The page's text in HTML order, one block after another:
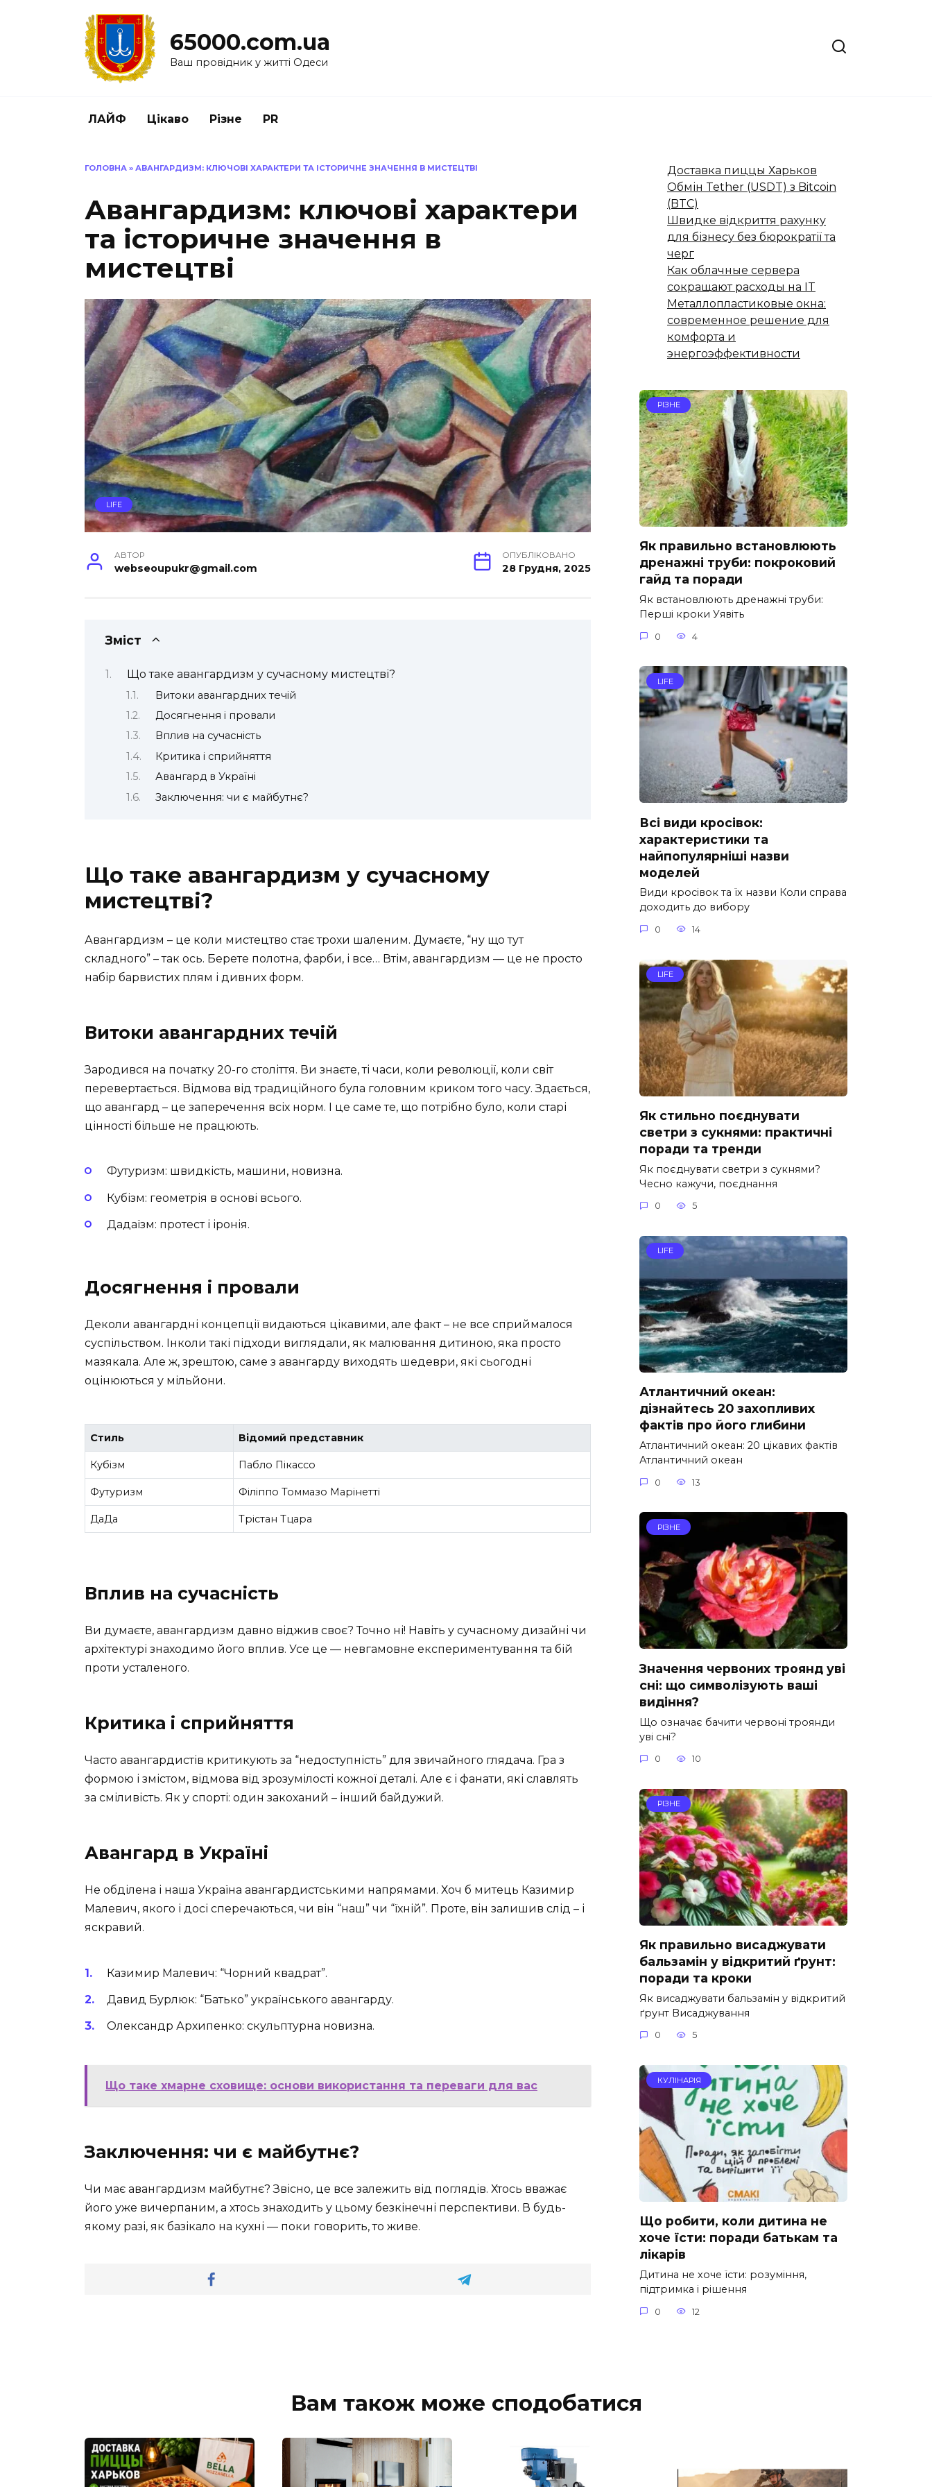
65000.com.ua
Ваш провідник у житті Одеси
ЛАЙФ Цікаво Різне PR
ГОЛОВНА » АВАНГАРДИЗМ: КЛЮЧОВІ ХАРАКТЕРИ ТА ІСТОРИЧНЕ ЗНАЧЕННЯ В МИСТЕЦТВІ
Авангардизм: ключові характери
та історичне значення в
мистецтві
LIFE
АВТОР
webseoupukr@gmail.com
ОПУБЛІКОВАНО
28 Грудня, 2025
Зміст
Що таке авангардизм у сучасному мистецтві?
Витоки авангардних течій
Досягнення і провали
Вплив на сучасність
Критика і сприйняття
Авангард в Україні
Заключення: чи є майбутнє?
Що таке авангардизм у сучасному
мистецтві?
Авангардизм – це коли мистецтво стає трохи шаленим. Думаєте, “ну що тут
складного” – так ось. Берете полотна, фарби, і все… Втім, авангардизм — це не просто
набір барвистих плям і дивних форм.
Витоки авангардних течій
Зародився на початку 20-го століття. Ви знаєте, ті часи, коли революції, коли світ
перевертається. Відмова від традиційного була головним криком того часу. Здається,
що авангард – це заперечення всіх норм. І це саме те, що потрібно було, коли старі
цінності більше не працюють.
Футуризм: швидкість, машини, новизна.
Кубізм: геометрія в основі всього.
Дадаїзм: протест і іронія.
Досягнення і провали
Деколи авангардні концепції видаються цікавими, але факт – не все сприймалося
суспільством. Інколи такі підходи виглядали, як малювання дитиною, яка просто
мазякала. Але ж, зрештою, саме з авангарду виходять шедеври, які сьогодні
оцінюються у мільйони.
Стиль Відомий представник
Кубізм Пабло Пікассо
Футуризм Філіппо Томмазо Марінетті
ДаДа Трістан Тцара
Вплив на сучасність
Ви думаєте, авангардизм давно віджив своє? Точно ні! Навіть у сучасному дизайні чи
архітектурі знаходимо його вплив. Усе це — невгамовне експериментування та бій
проти усталеного.
Критика і сприйняття
Часто авангардистів критикують за “недоступність” для звичайного глядача. Гра з
формою і змістом, відмова від зрозумілості кожної деталі. Але є і фанати, які славлять
за сміливість. Як у спорті: один закоханий – інший байдужий.
Авангард в Україні
Не обділена і наша Україна авангардистськими напрямами. Хоч б митець Казимир
Малевич, якого і досі сперечаються, чи він “наш” чи “їхній”. Проте, він залишив слід – і
яскравий.
Казимир Малевич: “Чорний квадрат”.
Давид Бурлюк: “Батько” українського авангарду.
Олександр Архипенко: скульптурна новизна.
Що таке хмарне сховище: основи використання та переваги для вас
Заключення: чи є майбутнє?
Чи має авангардизм майбутнє? Звісно, це все залежить від поглядів. Хтось вважає
його уже вичерпаним, а хтось знаходить у цьому безкінечні перспективи. В будь-
якому разі, як базікало на кухні — поки говорить, то живе.
Доставка пиццы Харьков
Обмін Tether (USDT) з Bitcoin
(BTC)
Швидке відкриття рахунку
для бізнесу без бюрократії та
черг
Как облачные сервера
сокращают расходы на IT
Металлопластиковые окна:
современное решение для
комфорта и
энергоэффективности
РІЗНЕ
Як правильно встановлюють
дренажні труби: покроковий
гайд та поради
Як встановлюють дренажні труби:
Перші кроки Уявіть
0 4
LIFE
Всі види кросівок:
характеристики та
найпопулярніші назви
моделей
Види кросівок та їх назви Коли справа
доходить до вибору
0 14
LIFE
Як стильно поєднувати
светри з сукнями: практичні
поради та тренди
Як поєднувати светри з сукнями?
Чесно кажучи, поєднання
0 5
LIFE
Атлантичний океан:
дізнайтесь 20 захопливих
фактів про його глибини
Атлантичний океан: 20 цікавих фактів
Атлантичний океан
0 13
РІЗНЕ
Значення червоних троянд уві
сні: що символізують ваші
видіння?
Що означає бачити червоні троянди
уві сні?
0 10
РІЗНЕ
Як правильно висаджувати
бальзамін у відкритий ґрунт:
поради та кроки
Як висаджувати бальзамін у відкритий
ґрунт Висаджування
0 5
КУЛІНАРІЯ
Що робити, коли дитина не
хоче їсти: поради батькам та
лікарів
Дитина не хоче їсти: розуміння,
підтримка і рішення
0 12
Вам також може сподобатися